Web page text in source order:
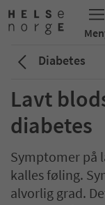
Diabetes
Lavt
diabetes
Symptomer på
kalles føling.
alvorlig grad.